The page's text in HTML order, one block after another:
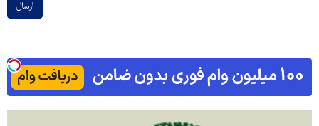
ارسال